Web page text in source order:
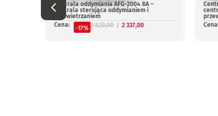
Centrala oddymiania AFG-2004 8A –
centrala sterująca oddymianiem i
przewietrzaniem
Cena:
-17% 2 829,00 2 337,00